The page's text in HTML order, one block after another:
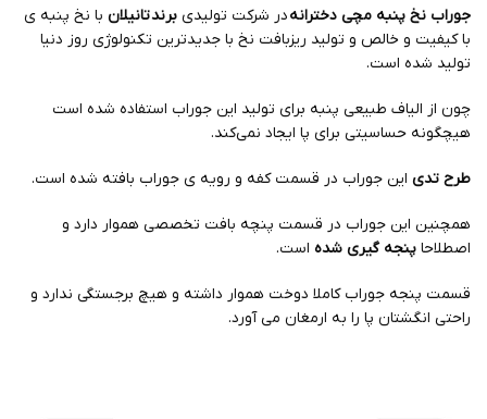
جوراب نخ پنبه مچی دخترانهدر شرکت تولیدی برندتانیلان با نخ پنبه ی
با کیفیت و خالص و تولید ریزبافت نخ با جدیدترین تکنولوژی روز دنیا
تولید شده است.
چون از الیاف طبیعی پنبه برای تولید این جوراب استفاده شده است
هیچگونه حساسیتی برای پا ایجاد نمی‌کند.
طرح تدی این جوراب در قسمت کفه و رویه ی جوراب بافته شده است.
همچنین این جوراب در قسمت پنچه بافت تخصصی هموار دارد و
اصطلاحا پنجه گیری شده است.
قسمت پنجه جوراب کاملا دوخت هموار داشته و هیچ برجستگی ندارد و
راحتی انگشتان پا را به ارمغان می آورد.